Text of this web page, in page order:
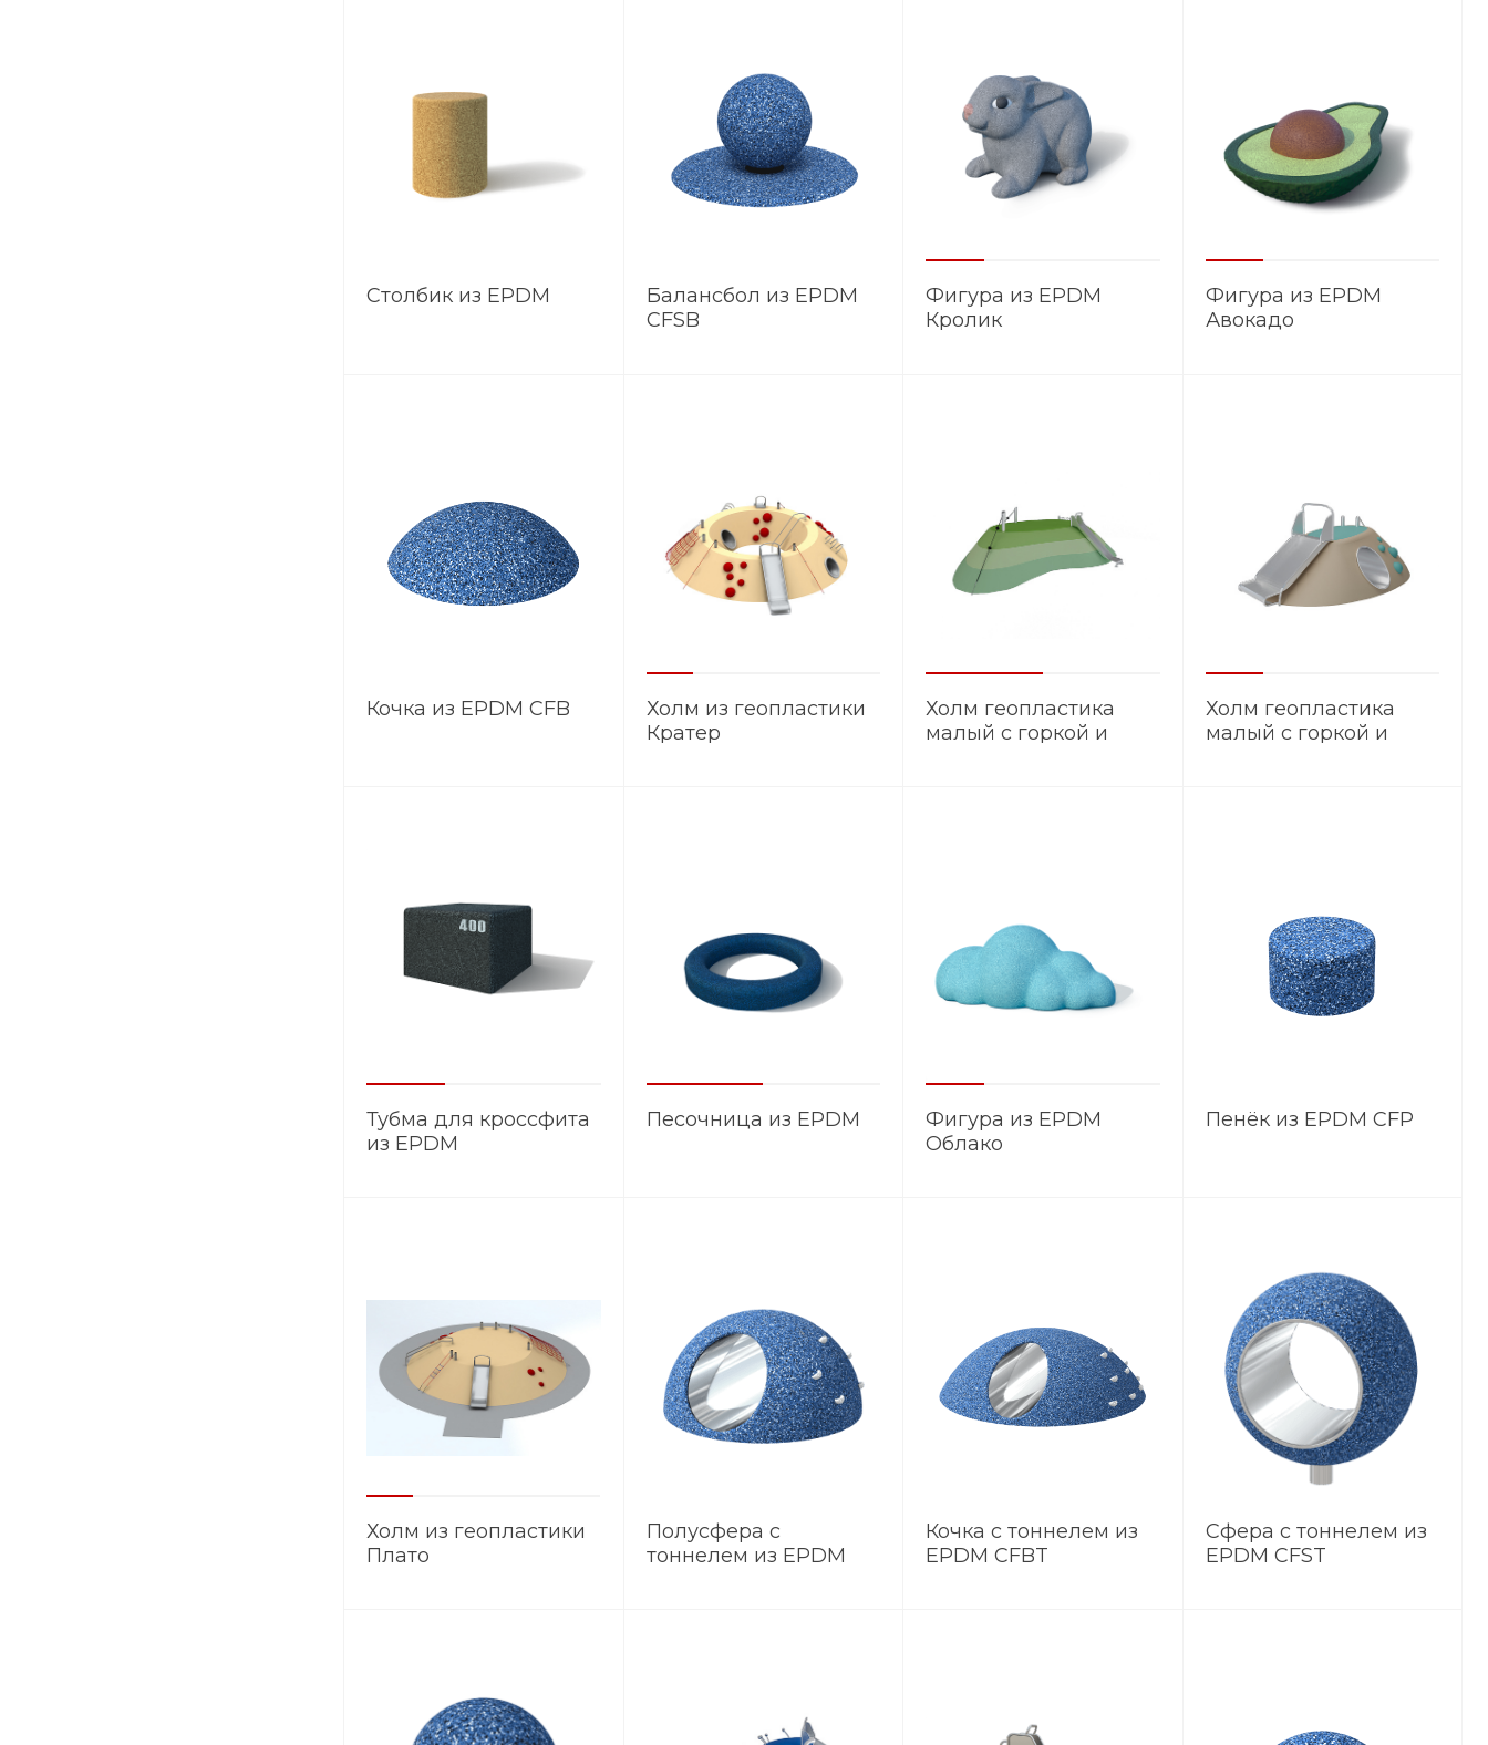
Столбик из EPDM
Балансбол из EPDM
CFSB
Фигура из EPDM
Кролик
Фигура из EPDM
Авокадо
Кочка из EPDM CFB
Холм из геопластики
Кратер
Холм геопластика
малый с горкой и
Холм геопластика
малый с горкой и
Тубма для кроссфита
из EPDM
Песочница из EPDM
Фигура из EPDM
Облако
Пенёк из EPDM CFP
Холм из геопластики
Плато
Полусфера с
тоннелем из EPDM
Кочка с тоннелем из
EPDM CFBT
Сфера с тоннелем из
EPDM CFST